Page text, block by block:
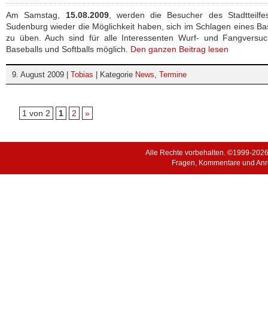
Am Samstag, 15.08.2009, werden die Besucher des
Sudenburg wieder die Möglichkeit haben, sich im Schlagen eines
zu üben. Auch sind für alle Interessenten Wurf- und
Baseballs und Softballs möglich. Den ganzen Beitrag lesen
9. August 2009 | Tobias | Kategorie News, Termine
1 von 2 1 2 »
Alle Rechte vorbehalten. ©1999-
Fragen, Kommentare und